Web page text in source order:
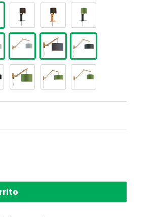
ancha GOOD & MOJO Andes